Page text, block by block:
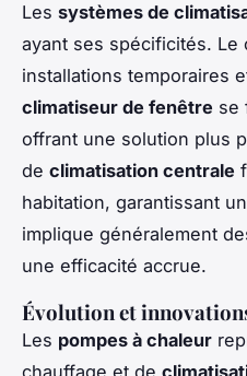
Les systèmes de
ayant ses spécificités. Le
installations temporaires
climatiseur de fenêtre se
offrant une solution plus
de climatisation centrale
habitation, garantissant
implique généralement
une efficacité accrue.
Évolution et
Les pompes à chaleur